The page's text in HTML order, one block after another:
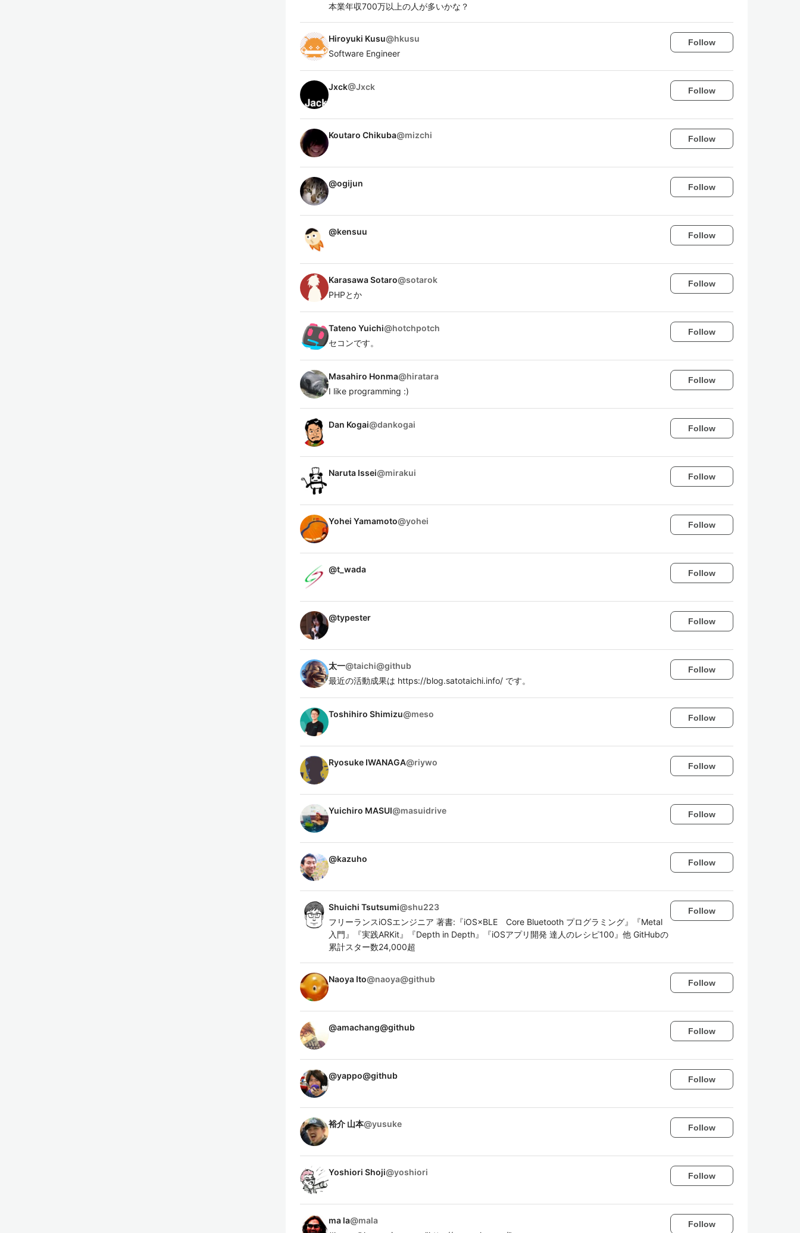
本業年収700万以上の人が多いかな？
Hiroyuki Kusu@hkusu
Software Engineer
Follow
Jxck@Jxck Follow
Koutaro Chikuba@mizchi Follow
@ogijun Follow
@kensuu Follow
Karasawa Sotaro@sotarok
PHPとか
Follow
Tateno Yuichi@hotchpotch
セコンです。
Follow
Masahiro Honma@hiratara
I like programming :)
Follow
Dan Kogai@dankogai Follow
Naruta Issei@mirakui Follow
Yohei Yamamoto@yohei Follow
@t_wada Follow
@typester Follow
太一@taichi@github
最近の活動成果は https://blog.satotaichi.info/ です。
Follow
Toshihiro Shimizu@meso Follow
Ryosuke IWANAGA@riywo Follow
Yuichiro MASUI@masuidrive Follow
@kazuho Follow
Shuichi Tsutsumi@shu223
フリーランスiOSエンジニア 著書:『iOS×BLE Core Bluetooth プログラミング』『Metal
入門』『実践ARKit』『Depth in Depth』『iOSアプリ開発 達人のレシピ100』他 GitHubの
累計スター数24,000超
Follow
Naoya Ito@naoya@github Follow
@amachang@github Follow
@yappo@github Follow
裕介 山本@yusuke Follow
Yoshiori Shoji@yoshiori Follow
ma la@mala
Follow